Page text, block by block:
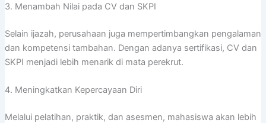
3. Menambah Nilai pada CV dan SKPI
Selain ijazah, perusahaan juga mempertimbangkan pengalaman
dan kompetensi tambahan. Dengan adanya sertifikasi, CV dan
SKPI menjadi lebih menarik di mata perekrut.
4. Meningkatkan Kepercayaan Diri
Melalui pelatihan, praktik, dan asesmen, mahasiswa akan lebih